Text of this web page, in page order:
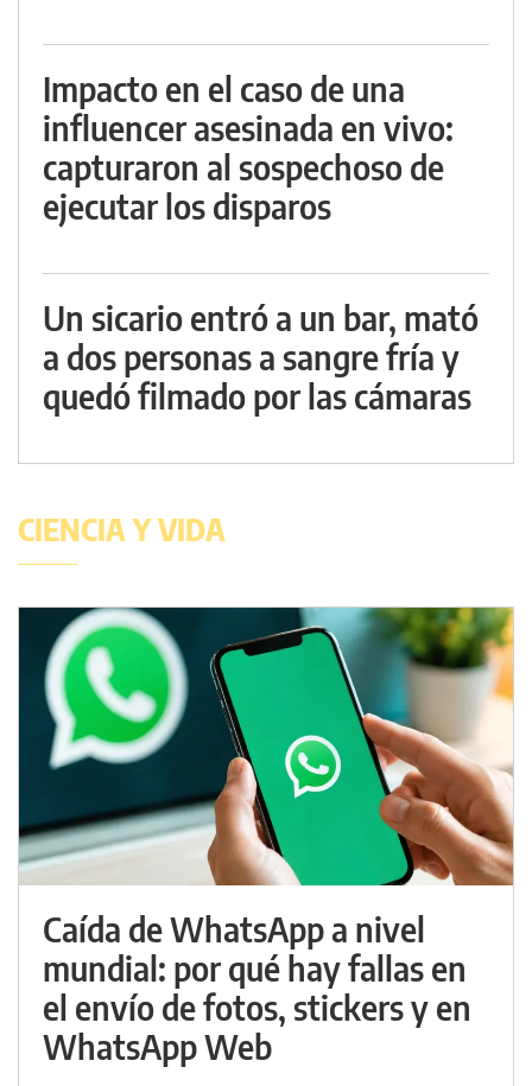
Impacto en el caso de una
influencer asesinada en vivo:
capturaron al sospechoso de
ejecutar los disparos
Un sicario entró a un bar, mató
a dos personas a sangre fría y
quedó filmado por las cámaras
CIENCIA Y VIDA
Caída de WhatsApp a nivel
mundial: por qué hay fallas en
el envío de fotos, stickers y en
WhatsApp Web